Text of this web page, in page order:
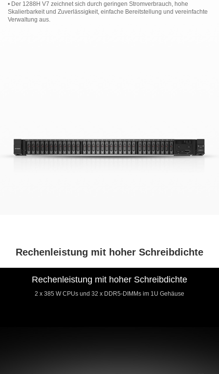
• Der 1288H V7 zeichnet sich durch geringen Stromverbrauch, hohe
Skalierbarkeit und Zuverlässigkeit, einfache Bereitstellung und vereinfachte
Verwaltung aus.
Rechenleistung mit hoher Schreibdichte
Rechenleistung mit hoher Schreibdichte
2 x 385 W CPUs und 32 x DDR5-DIMMs im 1U Gehäuse